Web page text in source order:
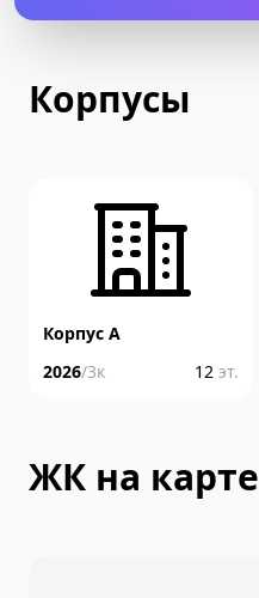
Корпусы
Корпус А
2026/3к 12 эт.
ЖК на карте